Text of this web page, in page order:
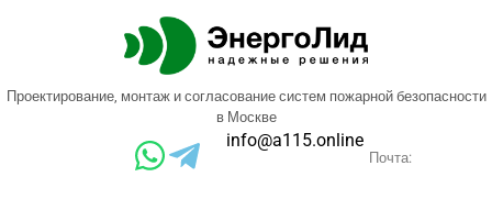
Проектирование, монтаж и согласование систем пожарной безопасности
в Москве
Почта:
info@a115.online